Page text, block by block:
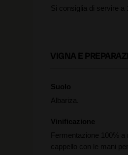
Si consiglia di servire a
VIGNA E
Suolo
Albariza.
Vinificazione
Fermentazione 100%
cappello con le mani